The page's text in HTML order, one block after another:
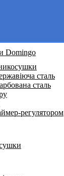
Domingo
сталь
сталь
регулятором